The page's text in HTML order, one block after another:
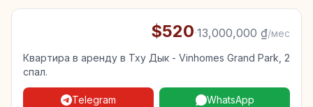
$520·13,000,000 ₫/мес
Квартира в аренду в Тху Дык - Vinhomes Grand Park, 2
спал.
Telegram WhatsApp